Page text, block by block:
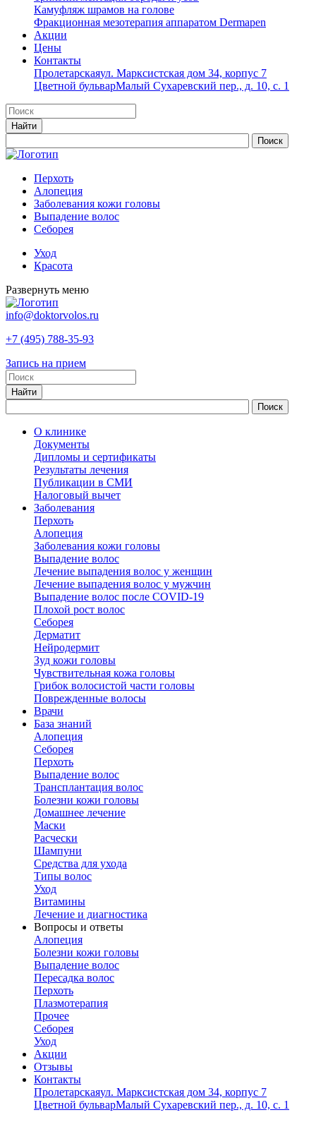
Камуфляж шрамов на голове
Фракционная мезотерапия аппаратом Dermapen
Акции
Цены
Контакты
Пролетарскаяул. Марксистская дом 34, корпус 7
Цветной бульварМалый Сухаревский пер., д. 10, с. 1
Перхоть
Алопеция
Заболевания кожи головы
Выпадение волос
Cеборея
Уход
Красота
Развернуть меню
info@doktorvolos.ru
+7 (495) 788-35-93
Запись на прием
О клинике
Документы
Дипломы и сертификаты
Результаты лечения
Публикации в СМИ
Налоговый вычет
Заболевания
Перхоть
Алопеция
Заболевания кожи головы
Выпадение волос
Лечение выпадения волос у женщин
Лечение выпадения волос у мужчин
Выпадение волос после COVID-19
Плохой рост волос
Cеборея
Дерматит
Нейродермит
Зуд кожи головы
Чувствительная кожа головы
Грибок волосистой части головы
Поврежденные волосы
Врачи
База знаний
Алопеция
Себорея
Перхоть
Выпадение волос
Трансплантация волос
Болезни кожи головы
Домашнее лечение
Маски
Расчески
Шампуни
Средства для ухода
Типы волос
Уход
Витамины
Лечение и диагностика
Вопросы и ответы
Алопеция
Болезни кожи головы
Выпадение волос
Пересадка волос
Перхоть
Плазмотерапия
Прочее
Себорея
Уход
Акции
Отзывы
Контакты
Пролетарскаяул. Марксистская дом 34, корпус 7
Цветной бульварМалый Сухаревский пер., д. 10, с. 1